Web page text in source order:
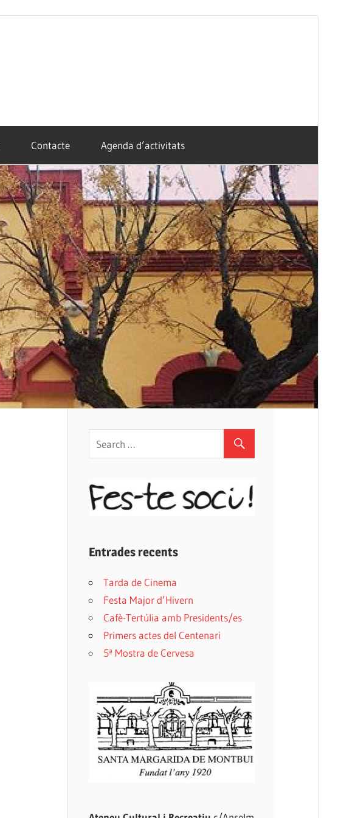
Contacte Agenda d’activitats
Entrades recents
Tarda de Cinema
Festa Major d’Hivern
Cafè-Tertúlia amb Presidents/es
Primers actes del Centenari
5ª Mostra de Cervesa